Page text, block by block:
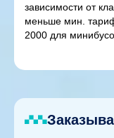
зависимости от
меньше мин.
2000 для